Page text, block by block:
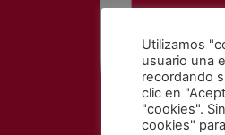
Utilizamos
usuario una
recordando
clic en
"cookies".
cookies"